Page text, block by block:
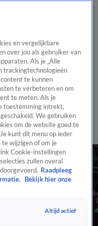
beste van Hart
Tip de
de redactiePanelVideo's
en vergelijkbare
over jou als gebruiker van
Als je „Alle
trackingtechnologieën
te kunnen
te verbeteren en om
te meten. Als je
toestemming intrekt,
We gebruiken
om de website goed te
kunt dit menu op ieder
te wijzigen of om je
Cookie-instellingen
zullen overal
Raadpleeg
Bekijk hier onze
Altijd actief